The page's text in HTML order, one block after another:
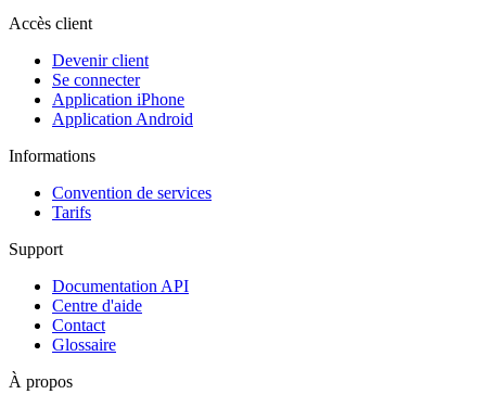
Accès client
Devenir client
Se connecter
Application iPhone
Application Android
Informations
Convention de services
Tarifs
Support
Documentation API
Centre d'aide
Contact
Glossaire
À propos